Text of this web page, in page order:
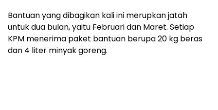
Bantuan yang dibagikan kali ini merupkan jatah
untuk dua bulan, yaitu Februari dan Maret. Setiap
KPM menerima paket bantuan berupa 20 kg beras
dan 4 liter minyak goreng.